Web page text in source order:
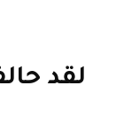
لقد